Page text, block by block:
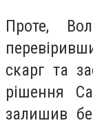
Проте,
скарг та
рішення
залишив